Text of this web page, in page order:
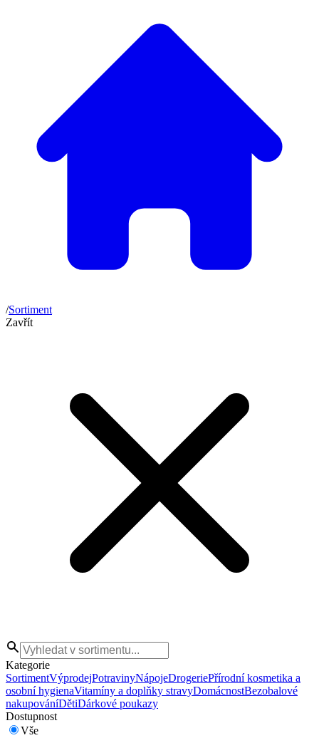
/Sortiment
Zavřít
Kategorie
SortimentVýprodejPotravinyNápojeDrogeriePřírodní kosmetika a
osobní hygienaVitamíny a doplňky stravyDomácnostBezobalové
nakupováníDětiDárkové poukazy
Dostupnost
Vše